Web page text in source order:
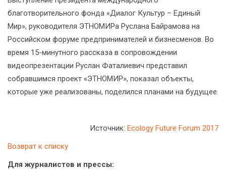
благотворительного фонда «Диалог Культур – Единый
Мир», руководителя ЭТНОМИРа Руслана Байрамова на
Российском форуме предпринимателей и бизнесменов. Во
время 15-минутного рассказа в сопровождении
видеопрезентации Руслан Фаталиевич представил
собравшимся проект «ЭТНОМИР», показал объекты,
которые уже реализованы, поделился планами на будущее.
Источник: Ecology Future Forum 2017
Возврат к списку
Для журналистов и прессы: